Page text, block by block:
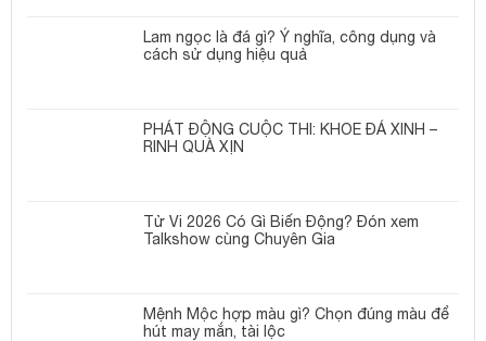
Lam ngọc là đá gì? Ý nghĩa, công dụng và
cách sử dụng hiệu quả
PHÁT ĐỘNG CUỘC THI: KHOE ĐÁ XINH –
RINH QUÀ XỊN
Tử Vi 2026 Có Gì Biến Động? Đón xem
Talkshow cùng Chuyên Gia
Mệnh Mộc hợp màu gì? Chọn đúng màu để
hút may mắn, tài lộc